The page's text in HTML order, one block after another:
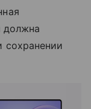
должна
сохранении